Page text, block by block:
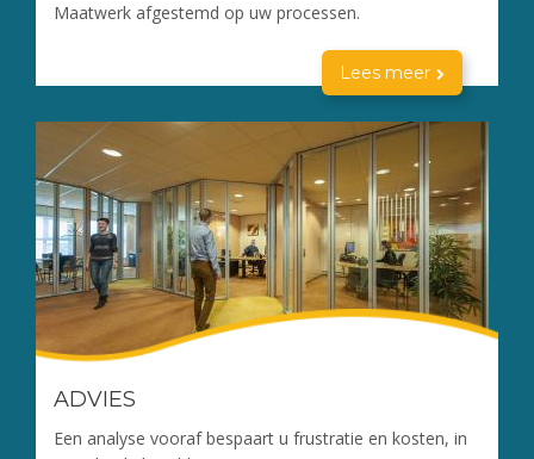
Maatwerk afgestemd op uw processen.
Lees meer
ADVIES
Een analyse vooraf bespaart u frustratie en kosten, in